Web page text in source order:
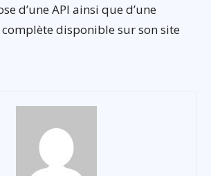
d’une API ainsi que d’une
disponible sur son site